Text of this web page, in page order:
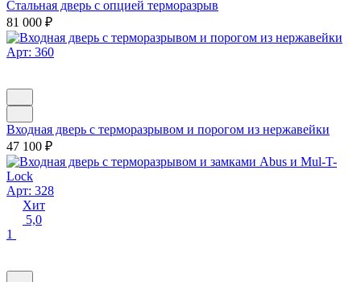
Стальная дверь с опцией терморазрыв
81 000 ₽
Арт: 360
Входная дверь с терморазрывом и порогом из нержавейки
47 100 ₽
Арт: 328
Хит
5,0
1